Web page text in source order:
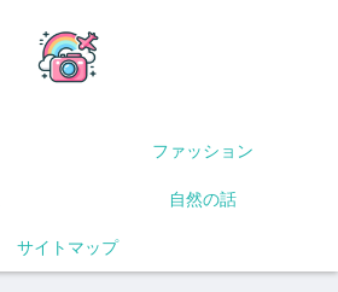
ファッション
自然の話
サイトマップ